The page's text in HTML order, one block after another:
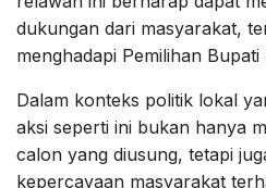
dukungan dari masyarakat,
menghadapi Pemilihan
Dalam konteks politik lokal
aksi seperti ini bukan hanya
calon yang diusung, tetapi
kepercayaan masyarakat